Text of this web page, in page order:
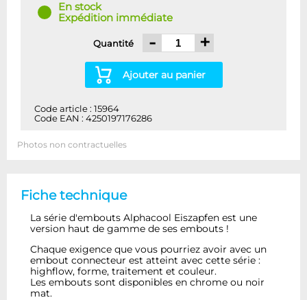
En stock
Expédition immédiate
Quantité - +
Ajouter au panier
Code article : 15964
Code EAN : 4250197176286
Photos non contractuelles
Fiche technique
La série d'embouts Alphacool Eiszapfen est une
version haut de gamme de ses embouts !
Chaque exigence que vous pourriez avoir avec un
embout connecteur est atteint avec cette série :
highflow, forme, traitement et couleur.
Les embouts sont disponibles en chrome ou noir
mat.